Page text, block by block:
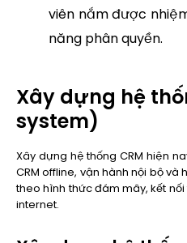
viên nắm được
năng phân quyền.
Xây dựng hệ
system)
Xây dựng hệ thống CRM hiện
CRM offline, vận hành nội bộ và
theo hình thức đám mây, kết
internet.